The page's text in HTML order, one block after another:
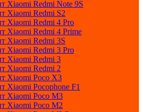
Xiaomi Redmi Note 9S
Xiaomi Redmi S2
Xiaomi Redmi 4 Pro
Xiaomi Redmi 4 Prime
Xiaomi Redmi 3S
Xiaomi Redmi 3 Pro
Xiaomi Redmi 3
Xiaomi Redmi 2
Xiaomi Poco X3
Xiaomi Pocophone F1
Xiaomi Poco M3
Xiaomi Poco M2